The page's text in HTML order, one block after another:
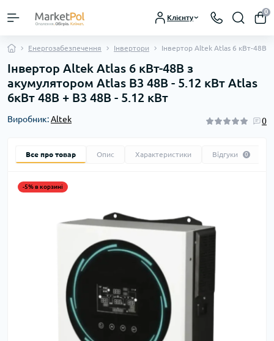
Клієнту
0
Енергозабезпечення Інвертори Інвертор Altek Atlas 6 кВт-48В
Інвертор Altek Atlas 6 кВт-48В з
акумулятором Atlas В3 48В - 5.12 кBт Atlas
6кВт 48В + В3 48В - 5.12 кBт
Виробник:Altek 0
Все про товар Опис Характеристики Відгуки 0
-5% в корзині